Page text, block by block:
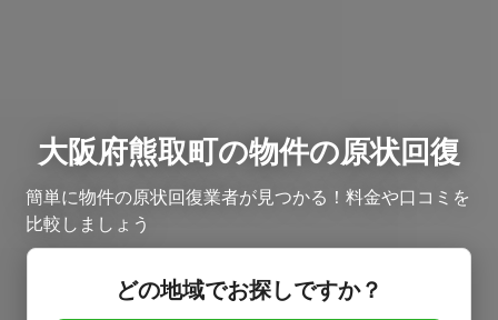
大阪府熊取町の物件の原状回復
簡単に物件の原状回復業者が見つかる！料金や口コミを
比較しましょう
どの地域でお探しですか？